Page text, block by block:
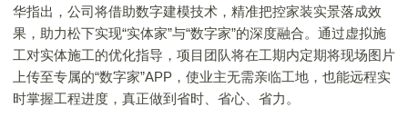
华指出，公司将借助数字建模技术，精准把控家装实景落成效
果，助力松下实现“实体家”与“数字家”的深度融合。通过虚拟施
工对实体施工的优化指导，项目团队将在工期内定期将现场图片
上传至专属的“数字家”APP，使业主无需亲临工地，也能远程实
时掌握工程进度，真正做到省时、省心、省力。